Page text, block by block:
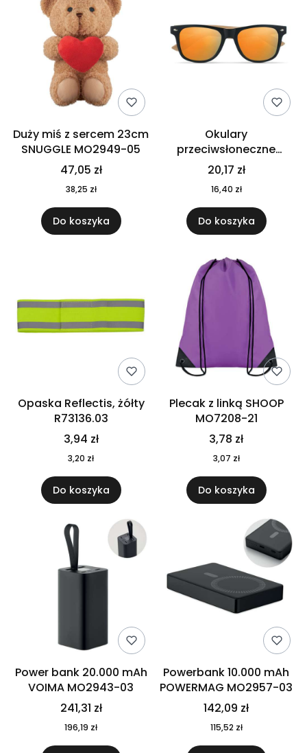
Duży miś z sercem 23cm
SNUGGLE MO2949-05
47,05 zł
38,25 zł
Do koszyka
Okulary
przeciwsłoneczne
CALIFORNIA TOUCH
MO9617-10
20,17 zł
16,40 zł
Do koszyka
Opaska Reflectis, żółty
R73136.03
3,94 zł
3,20 zł
Do koszyka
Plecak z linką SHOOP
MO7208-21
3,78 zł
3,07 zł
Do koszyka
Power bank 20.000 mAh
VOIMA MO2943-03
241,31 zł
196,19 zł
Powerbank 10.000 mAh
POWERMAG MO2957-03
142,09 zł
115,52 zł